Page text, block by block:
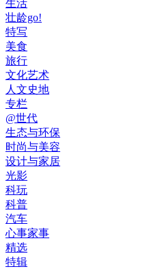
生活
壮龄go!
特写
美食
旅行
文化艺术
人文史地
专栏
@世代
生态与环保
时尚与美容
设计与家居
光影
科玩
科普
汽车
心事家事
精选
特辑